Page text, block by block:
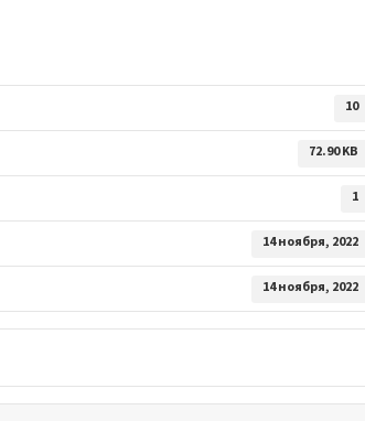
10
72.90 KB
1
14 ноября, 2022
14 ноября, 2022